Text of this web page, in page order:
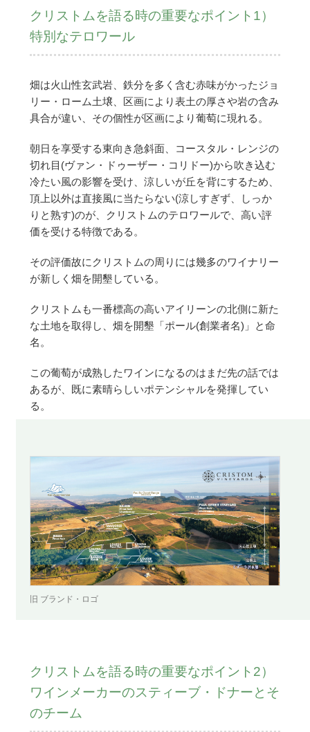
クリストムを語る時の重要なポイント1）
特別なテロワール
畑は火山性玄武岩、鉄分を多く含む赤味がかったジョ
リー・ローム土壌、区画により表土の厚さや岩の含み
具合が違い、その個性が区画により葡萄に現れる。
朝日を享受する東向き急斜面、コースタル・レンジの
切れ目(ヴァン・ドゥーザー・コリドー)から吹き込む
冷たい風の影響を受け、涼しいが丘を背にするため、
頂上以外は直接風に当たらない(涼しすぎず、しっか
りと熟す)のが、クリストムのテロワールで、高い評
価を受ける特徴である。
その評価故にクリストムの周りには幾多のワイナリー
が新しく畑を開墾している。
クリストムも一番標高の高いアイリーンの北側に新た
な土地を取得し、畑を開墾「ポール(創業者名)」と命
名。
この葡萄が成熟したワインになるのはまだ先の話では
あるが、既に素晴らしいポテンシャルを発揮してい
る。
旧 ブランド・ロゴ
クリストムを語る時の重要なポイント2）
ワインメーカーのスティーブ・ドナーとそ
のチーム